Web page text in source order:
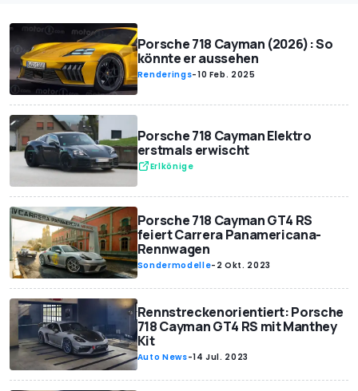
Porsche 718 Cayman (2026): So
könnte er aussehen
Renderings-10 Feb. 2025
Porsche 718 Cayman Elektro
erstmals erwischt
Erlkönige
Porsche 718 Cayman GT4 RS
feiert Carrera Panamericana-
Rennwagen
Sondermodelle- 2 Okt. 2023
Rennstreckenorientiert: Porsche
718 Cayman GT4 RS mit Manthey
Kit
Auto News-14 Jul. 2023